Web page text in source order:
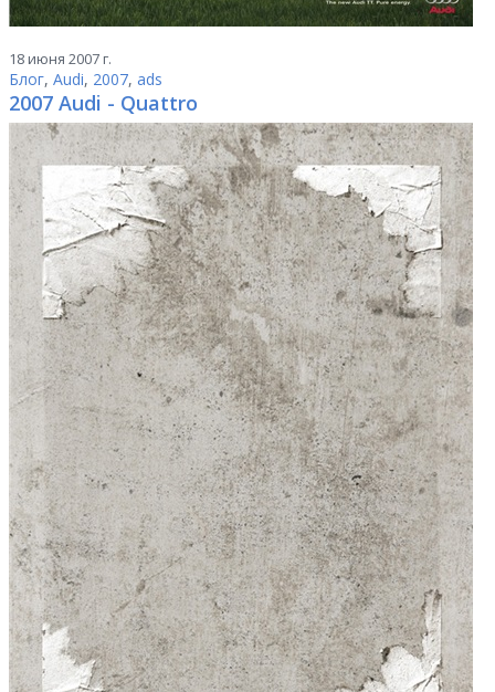
18 июня 2007 г.
Блог, Audi, 2007, ads
2007 Audi - Quattro